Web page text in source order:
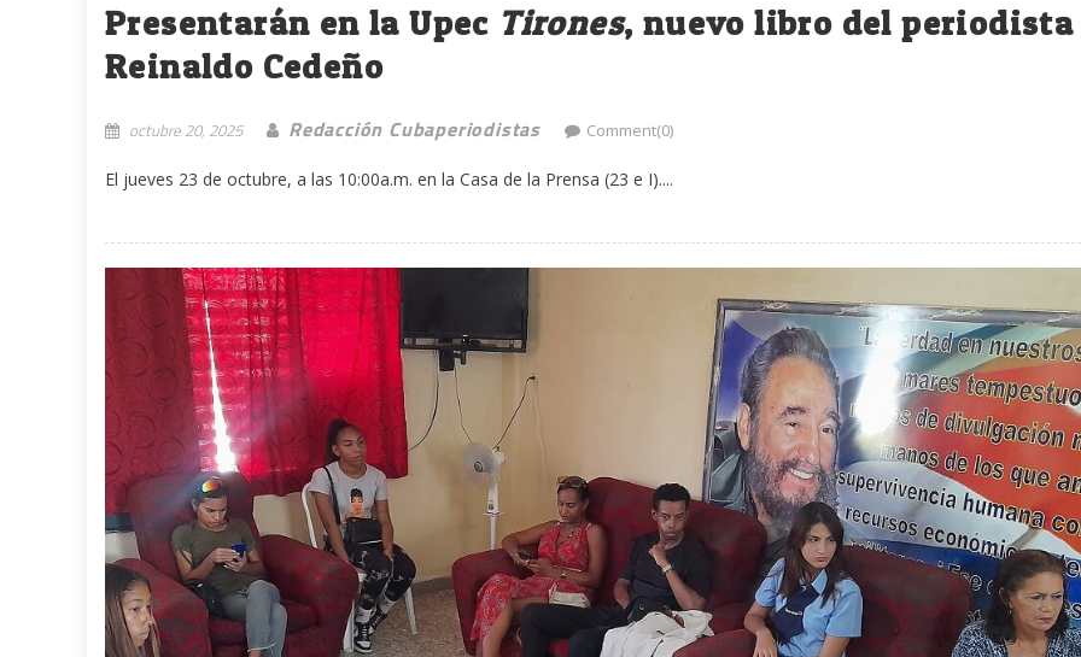
Presentarán en la Upec Tirones, nuevo libro del periodista
Reinaldo Cedeño
octubre 20, 2025 Redacción Cubaperiodistas Comment(0)
El jueves 23 de octubre, a las 10:00a.m. en la Casa de la Prensa (23 e I)....